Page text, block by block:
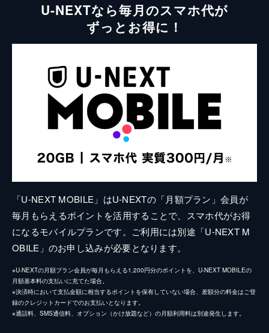
U-NEXTなら毎月のスマホ代が
ずっとお得に！
「U-NEXT MOBILE」はU-NEXTの「月額プラン」会員が
毎月もらえるポイントを活用することで、スマホ代がお得
になるモバイルプランです。ご利用には別途「U-NEXT M
OBILE」のお申し込みが必要となります。
※U-NEXTの月額プラン会員が毎月もらえる1,200円分のポイントを、U-NEXT MOBILEの
月額基本料の支払いに充てた場合。
※決済時において支払金額に相当するポイントを保有していない場合、差額分の料金はご登
録のクレジットカードでのお支払いとなります。
※通話料、SMS通信料、オプション（かけ放題など）の月額利用料は別途発生します。